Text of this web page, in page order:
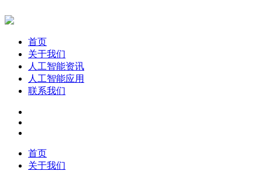
首页
关于我们
人工智能资讯
人工智能应用
联系我们
首页
关于我们